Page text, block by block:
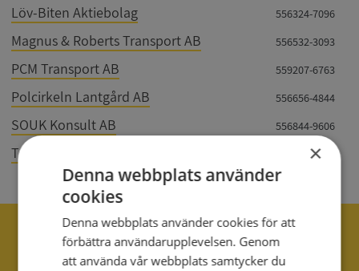
Löv-Biten Aktiebolag 556324-7096
Magnus & Roberts Transport AB 556532-3093
PCM Transport AB 559207-6763
Polcirkeln Lantgård AB 556656-4844
SOUK Konsult AB 556844-9606
Team Lindahl AB 556994-9836
040 - 25 85 00
×
Denna webbplats använder
cookies
Denna webbplats använder cookies för att
förbättra användarupplevelsen. Genom
att använda vår webbplats samtycker du